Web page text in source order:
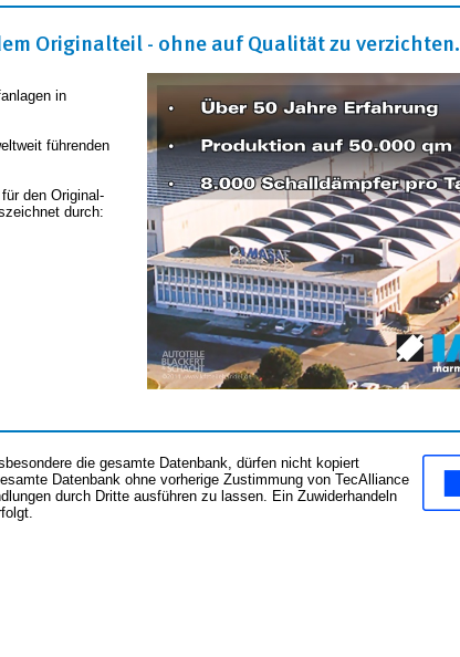
Originalteil - ohne auf Qualität zu verzichten.
in
führenden
den Original-
durch:
die gesamte Datenbank, dürfen nicht kopiert
Datenbank ohne vorherige Zustimmung von TecAlliance
durch Dritte ausführen zu lassen. Ein Zuwiderhandeln